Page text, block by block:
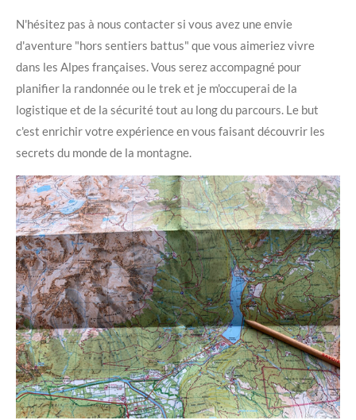
N'hésitez pas à nous contacter si vous avez une envie
d'aventure "hors sentiers battus" que vous aimeriez vivre
dans les Alpes françaises. Vous serez accompagné pour
planifier la randonnée ou le trek et je m'occuperai de la
logistique et de la sécurité tout au long du parcours. Le but
c'est enrichir votre expérience en vous faisant découvrir les
secrets du monde de la montagne.